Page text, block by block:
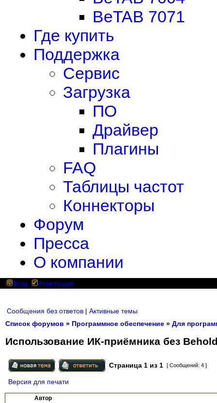
BeTAB 7071
Где купить
Поддержка
Сервис
Загрузка
ПО
Драйвер
Плагины
FAQ
Таблицы частот
Коннекторы
Форум
Пресса
О компании
Вход Регистрация
Сообщения без ответов | Активные темы
Список форумов » Программное обеспечение » Для
Использование ИК-приёмника без
Страница 1 из 1 [ Сообщений: 4 ]
Версия для печати
Автор